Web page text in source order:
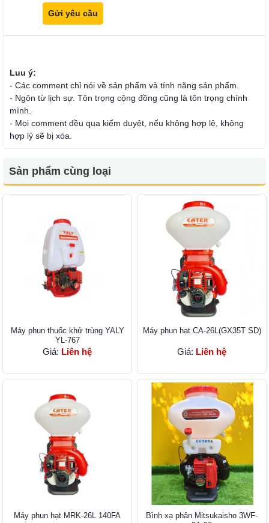
Luu ý:
- Các comment chỉ nói về sản phẩm và tính năng sản phẩm.
- Ngôn từ lịch sự. Tôn trọng cộng đồng cũng là tôn trọng chính
mình.
- Mọi comment đều qua kiểm duyệt, nếu không hợp lệ, không
hợp lý sẽ bị xóa.
Sản phẩm cùng loại
Máy phun thuốc khử trùng YALY
YL-767
Giá: Liên hệ
Máy phun hạt CA-26L(GX35T SD)
Giá: Liên hệ
Máy phun hạt MRK-26L 140FA
Bình xạ phân Mitsukaisho 3WF-